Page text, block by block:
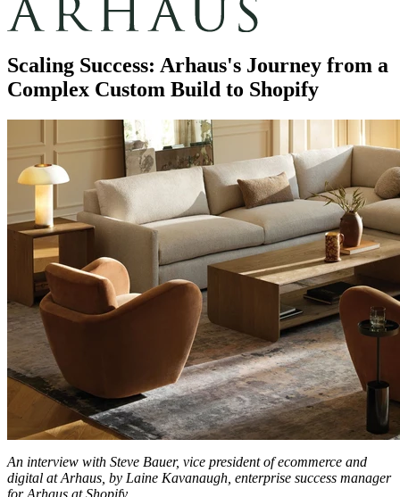
Scaling Success: Arhaus's Journey from a
Complex Custom Build to Shopify
An interview with Steve Bauer, vice president of ecommerce and
digital at Arhaus, by Laine Kavanaugh, enterprise success manager
for Arhaus at Shopify